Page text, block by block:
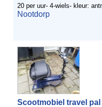
20 per uur- 4-wiels- kleur:
gemakkelijk instellen naar
Nootdorp
Scootmobiel travel pal